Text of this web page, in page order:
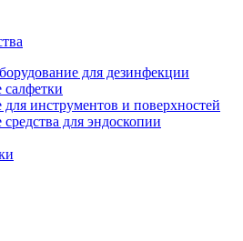
для дезинфекции
инструментов и поверхностей
для эндоскопии